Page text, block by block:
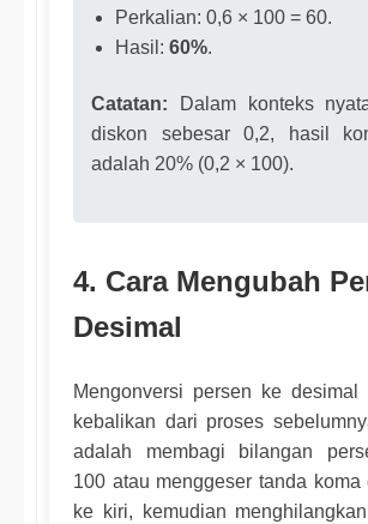
Perkalian: 0,6 × 100 = 60.
Hasil: 60%.
Catatan: Dalam konteks
diskon sebesar 0,2, hasil
adalah 20% (0,2 × 100).
4. Cara Mengubah
Desimal
Mengonversi persen ke desimal
kebalikan dari proses
adalah membagi bilangan
100 atau menggeser tanda koma
ke kiri, kemudian